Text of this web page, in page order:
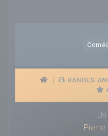
| BANDES-